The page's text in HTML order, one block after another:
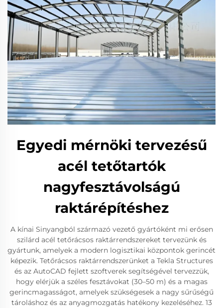
Egyedi mérnöki tervezésű
acél tetőtartók
nagyfesztávolságú
raktárépítéshez
A kínai Sinyangból származó vezető gyártóként mi erősen
szilárd acél tetőrácsos raktárrendszereket tervezünk és
gyártunk, amelyek a modern logisztikai központok gerincét
képezik. Tetőrácsos raktárrendszerünket a Tekla Structures
és az AutoCAD fejlett szoftverek segítségével tervezzük,
hogy elérjük a széles fesztávokat (30–50 m) és a magas
gerincmagasságot, amelyek szükségesek a nagy sűrűségű
tároláshoz és az anyagmozgatás hatékony kezeléséhez. 13